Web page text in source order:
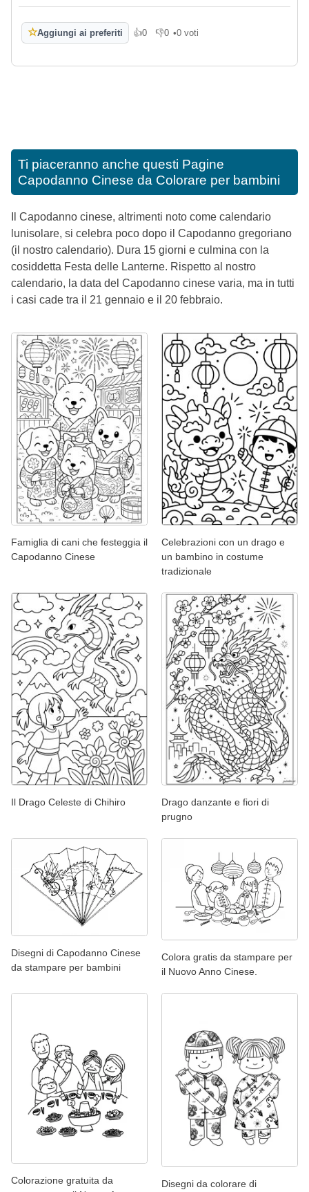
☆Aggiungi ai preferiti 👍0
Mi piace
👎0
Non mi piace
•0 voti
Ti piaceranno anche questi Pagine
Capodanno Cinese da Colorare per bambini
Il Capodanno cinese, altrimenti noto come calendario
lunisolare, si celebra poco dopo il Capodanno gregoriano
(il nostro calendario). Dura 15 giorni e culmina con la
cosiddetta Festa delle Lanterne. Rispetto al nostro
calendario, la data del Capodanno cinese varia, ma in tutti
i casi cade tra il 21 gennaio e il 20 febbraio.
Famiglia di cani che festeggia il
Capodanno Cinese
Celebrazioni con un drago e
un bambino in costume
tradizionale
Il Drago Celeste di Chihiro
Drago danzante e fiori di
prugno
Disegni di Capodanno Cinese
da stampare per bambini
Colora gratis da stampare per
il Nuovo Anno Cinese.
Colorazione gratuita da
Disegni da colorare di